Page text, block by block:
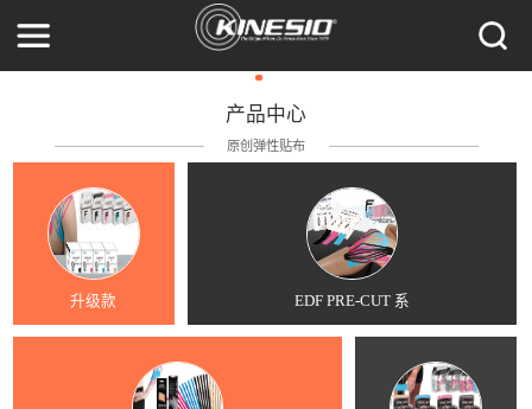
产品中心
原创弹性贴布
升级款 EDF PRE-CUT 系